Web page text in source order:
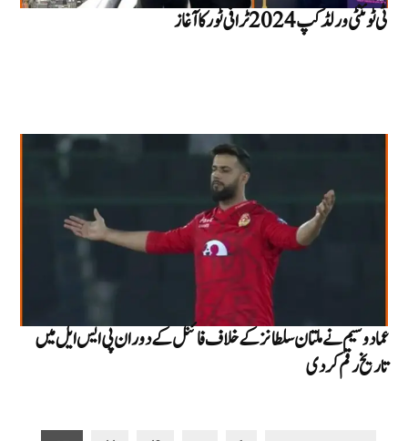
ٹی ٹوئنٹی ورلڈ کپ 2024 ٹرافی ٹور کا آغاز
عماد وسیم نے ملتان سلطانز کے خلاف فائنل کے دوران پی ایس ایل میں
تاریخ رقم کر دی